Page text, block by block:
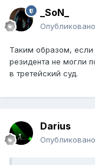
_SoN_
Опубликовано
Таким образом, если
резидента не могли
в третейский суд.
Darius
Опубликовано